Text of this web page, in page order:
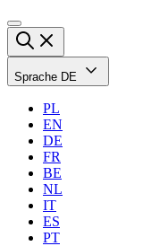
Sprache DE
PL
EN
DE
FR
BE
NL
IT
ES
PT